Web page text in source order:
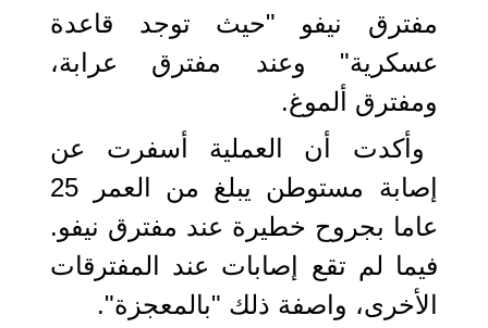
مفترق نيفو "حيث توجد قاعدة
عسكرية" وعند مفترق عرابة،
ومفترق ألموغ.
وأكدت أن العملية أسفرت عن
إصابة مستوطن يبلغ من العمر 25
عاما بجروح خطيرة عند مفترق نيفو.
فيما لم تقع إصابات عند المفترقات
الأخرى، واصفة ذلك "بالمعجزة".